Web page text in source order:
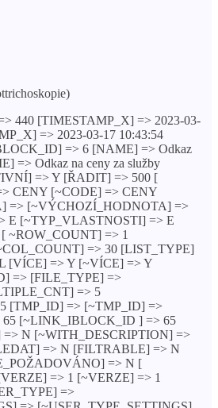
440 [TIMESTAMP_X] => 2023-03-
=> 2023-03-17 10:43:54
=> 6 [NAME] => Odkaz
=> Odkaz na ceny za služby
=> Y [ŘADIT] => 500 [
CENY [~CODE] => CENY
=> [~VÝCHOZÍ_HODNOTA] =>
E [~TYP_VLASTNOSTI] => E
~ROW_COUNT] => 1
=> 30 [LIST_TYPE]
[VÍCE] => Y [~VÍCE] => Y
=> [FILE_TYPE] =>
=> 5
[TMP_ID] => [~TMP_ID] =>
[~LINK_IBLOCK_ID ] => 65
N [~WITH_DESCRIPTION] =>
=> N [FILTRABLE] => N
=> N [
=> 1 [~VERZE] => 1
=>